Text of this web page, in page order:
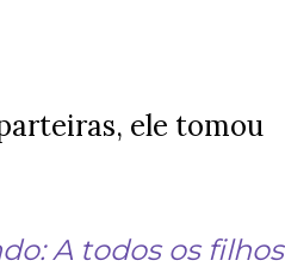
ele tomou
A todos os filhos